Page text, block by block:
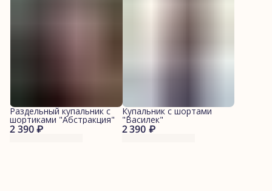
2 390 ₽
Раздельный купальник с
шортиками "Абстракция"
2 390 ₽
Купальник с шортами
"Василек"